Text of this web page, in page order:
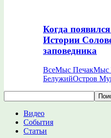
Когда
Истории
заповедника
ВсеМыс ПечакМыс
БелужийОстров
Видео
События
Статьи